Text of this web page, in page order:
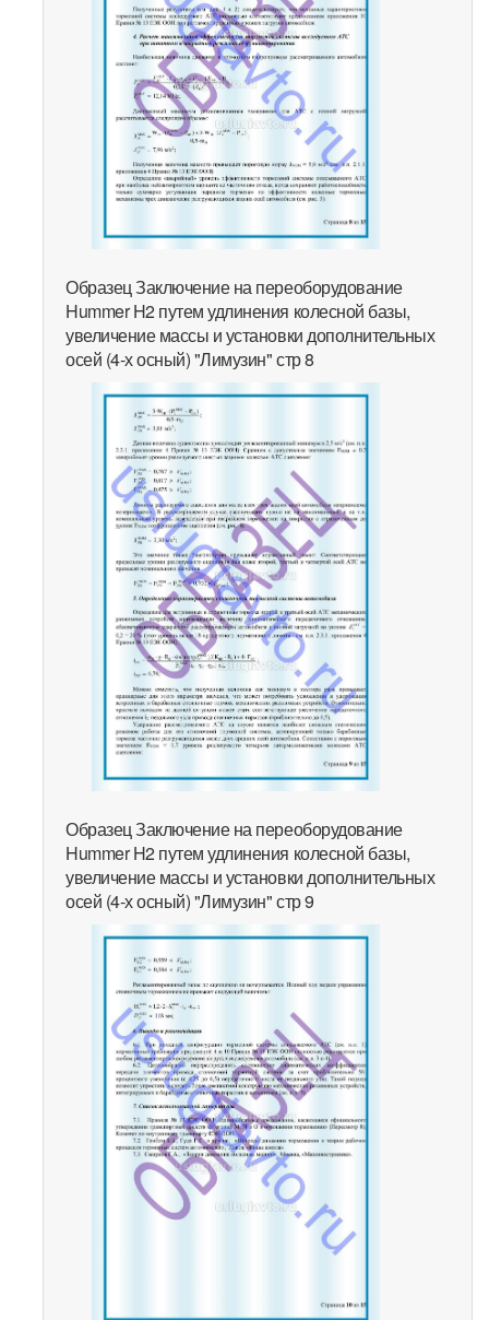
Образец Заключение на переоборудование
Hummer H2 путем удлинения колесной базы,
увеличение массы и установки дополнительных
осей (4-х осный) "Лимузин" стр 8
Образец Заключение на переоборудование
Hummer H2 путем удлинения колесной базы,
увеличение массы и установки дополнительных
осей (4-х осный) "Лимузин" стр 9